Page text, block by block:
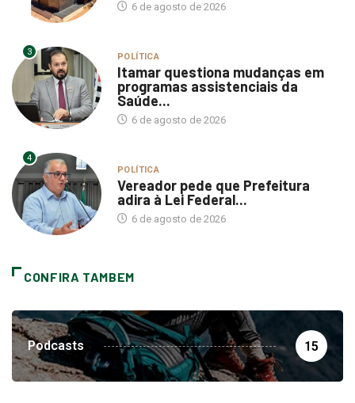
6 de agosto de 2026
3 POLÍTICA
Itamar questiona mudanças em
programas assistenciais da
Saúde...
6 de agosto de 2026
4
POLÍTICA
Vereador pede que Prefeitura
adira à Lei Federal...
6 de agosto de 2026
CONFIRA TAMBEM
Podcasts 15